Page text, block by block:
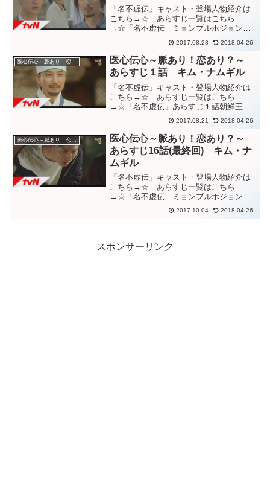
「名不虚伝」キャスト・登場人物紹介は
こちら→☆ あらすじ一覧はこちら
→☆「名不虚伝 ミョンブルホジョン」
６話あらすじ倒れた主席に蘇生処置した
ヨンギョン。やって来たシン院長に気付
き、ホ・イムに逃げるように言うヨンギ
ョン。ホ・イムを尾行するよう...
2017.08.28 2018.04.26
医心伝心～脈あり！恋あり？～
医心伝心～脈あり！恋あり？～
あらすじ１話 キム・ナムギル
「名不虚伝」キャスト・登場人物紹介は
こちら→☆ あらすじ一覧はこちら
→☆「名不虚伝」あらすじ１話朝鮮王朝
時代、庶民のための医療施設である恵民
署（ヘミョンソ）で治療するホ・イム。
イムの腕は確かで、遠くからもイムの針
を受けに患者がやって来るほど...
2017.08.21 2018.04.26
医心伝心～脈あり！恋あり？～
医心伝心～脈あり！恋あり？～
あらすじ16話(最終回) キム・ナ
ムギル
「名不虚伝」キャスト・登場人物紹介は
こちら→☆ あらすじ一覧はこちら
→☆「名不虚伝 ミョンブルホジョン」
１６話（最終回）あらすじ平和で医療の
進んだ現代から、戦乱で医療の不足する
2017.10.04 2018.04.26
スポンサーリンク